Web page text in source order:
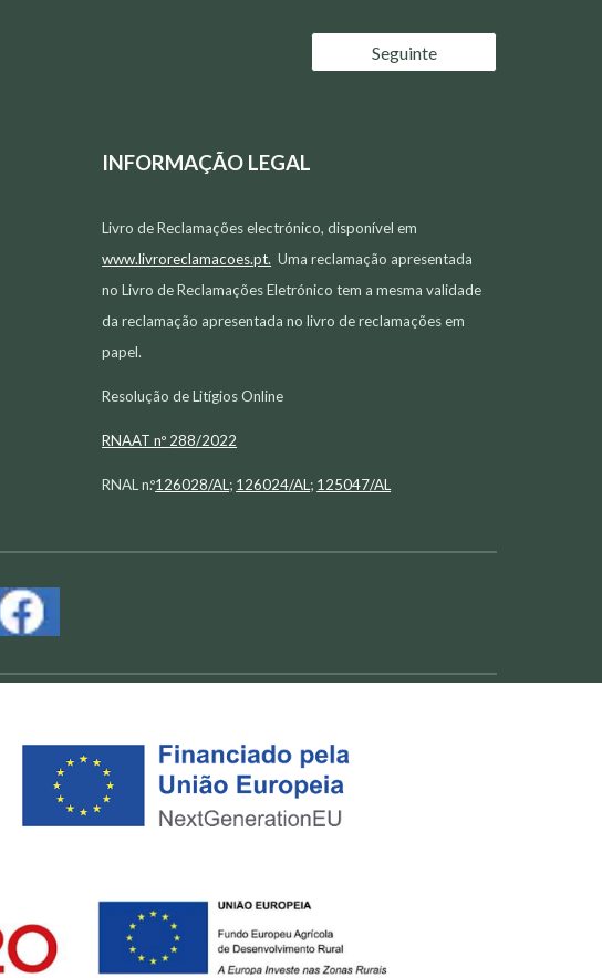
Seguinte
INFORMAÇÃO LEGAL
Livro de Reclamações electrónico, disponível em
www.livroreclamacoes.pt. Uma reclamação apresentada
no Livro de Reclamações Eletrónico tem a mesma validade
da reclamação apresentada no livro de reclamações em
papel.
Resolução de Litígios Online
RNAAT nº 288/2022
RNAL n.º126028/AL ; 126024/AL ; 125047/AL